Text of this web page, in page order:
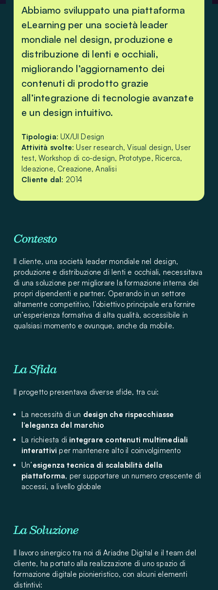
Abbiamo sviluppato una piattaforma
eLearning per una società leader
mondiale nel design, produzione e
distribuzione di lenti e occhiali,
migliorando l’aggiornamento dei
contenuti di prodotto grazie
all’integrazione di tecnologie avanzate
e un design intuitivo.
Tipologia: UX/UI Design
Attività svolte: User research, Visual design, User
test, Workshop di co-design, Prototype, Ricerca,
Ideazione, Creazione, Analisi
Cliente dal: 2014
Contesto
Il cliente, una società leader mondiale nel design,
produzione e distribuzione di lenti e occhiali, necessitava
di una soluzione per migliorare la formazione interna dei
propri dipendenti e partner. Operando in un settore
altamente competitivo, l’obiettivo principale era fornire
un’esperienza formativa di alta qualità, accessibile in
qualsiasi momento e ovunque, anche da mobile.
La Sfida
Il progetto presentava diverse sfide, tra cui:
La necessità di un design che rispecchiasse
l’eleganza del marchio
La richiesta di integrare contenuti multimediali
interattivi per mantenere alto il coinvolgimento
Un’esigenza tecnica di scalabilità della
piattaforma, per supportare un numero crescente di
accessi, a livello globale
La Soluzione
Il lavoro sinergico tra noi di Ariadne Digital e il team del
cliente, ha portato alla realizzazione di uno spazio di
formazione digitale pionieristico, con alcuni elementi
distintivi: